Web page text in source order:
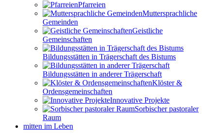
Pfarreien
Muttersprachliche
Gemeinden
Geistliche
Gemeinschaften
Bildungsstätten in Trägerschaft des Bistums
Bildungsstätten in anderer Trägerschaft
Klöster &
Ordensgemeinschaften
Innovative Projekte
Sorbischer pastoraler
Raum
mitten im Leben